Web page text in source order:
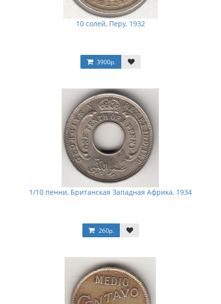
10 солей, Перу, 1932
3900р.
1/10 пенни, Британская Западная Африка, 1934
260р.